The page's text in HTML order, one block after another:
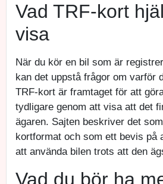
Vad TRF-kort
visa
När du kör en bil som är
kan det uppstå frågor om varför
TRF-kort är framtaget för att
tydligare genom att visa att det
ägaren. Sajten beskriver det
kortformat och som ett bevis på
att använda bilen trots att den
Vad du bör ha